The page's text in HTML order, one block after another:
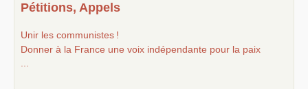
Pétitions, Appels
Unir les communistes !
Donner à la France une voix indépendante pour la paix
...